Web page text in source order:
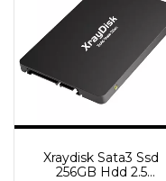
Xraydisk Sata3 Ssd
256GB Hdd 2.5